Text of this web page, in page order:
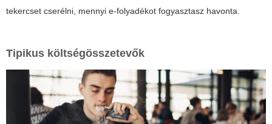
tekercset cserélni, mennyi e-folyadékot fogyasztasz havonta.
Tipikus költségösszetevők